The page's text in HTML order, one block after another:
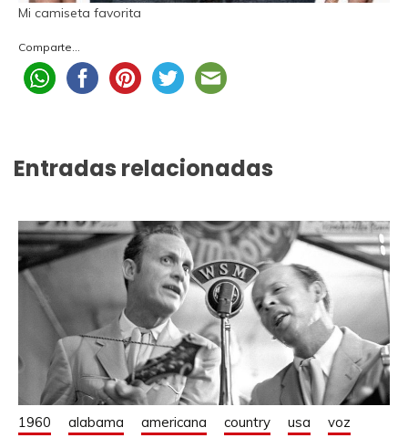
Mi camiseta favorita
Comparte...
Entradas relacionadas
1960 alabama americana country usa voz